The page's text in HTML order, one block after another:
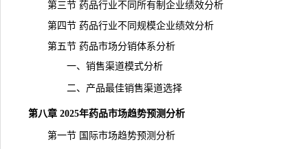
第三节 药品行业不同所有制企业绩效分析
第四节 药品行业不同规模企业绩效分析
第五节 药品市场分销体系分析
一、销售渠道模式分析
二、产品最佳销售渠道选择
第八章 2025年药品市场趋势预测分析
第一节 国际市场趋势预测分析